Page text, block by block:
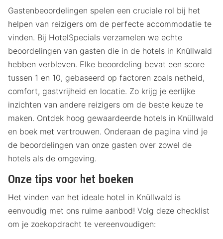
Gastenbeoordelingen spelen een cruciale rol bij het
helpen van reizigers om de perfecte accommodatie te
vinden. Bij HotelSpecials verzamelen we echte
beoordelingen van gasten die in de hotels in Knüllwald
hebben verbleven. Elke beoordeling bevat een score
tussen 1 en 10, gebaseerd op factoren zoals netheid,
comfort, gastvrijheid en locatie. Zo krijg je eerlijke
inzichten van andere reizigers om de beste keuze te
maken. Ontdek hoog gewaardeerde hotels in Knüllwald
en boek met vertrouwen. Onderaan de pagina vind je
de beoordelingen van onze gasten over zowel de
hotels als de omgeving.
Onze tips voor het boeken
Het vinden van het ideale hotel in Knüllwald is
eenvoudig met ons ruime aanbod! Volg deze checklist
om je zoekopdracht te vereenvoudigen: